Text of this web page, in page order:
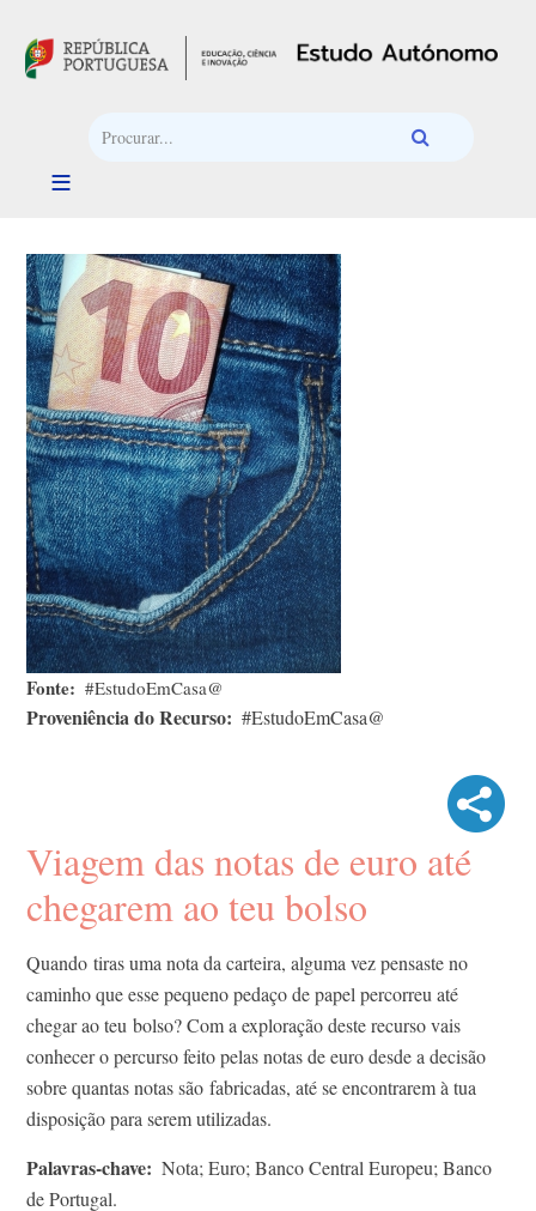
Fonte #EstudoEmCasa@
Proveniência do Recurso #EstudoEmCasa@
Viagem das notas de euro até
chegarem ao teu bolso
Quando tiras uma nota da carteira, alguma vez pensaste no
caminho que esse pequeno pedaço de papel percorreu até
chegar ao teu bolso? Com a exploração deste recurso vais
conhecer o percurso feito pelas notas de euro desde a decisão
sobre quantas notas são fabricadas, até se encontrarem à tua
disposição para serem utilizadas.
Palavras-chave
Nota; Euro; Banco Central Europeu; Banco
de Portugal.